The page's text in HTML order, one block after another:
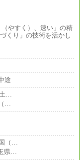
やすく）、速い」の精
くり」の技術を活かし
途
土…
…
（…
県…